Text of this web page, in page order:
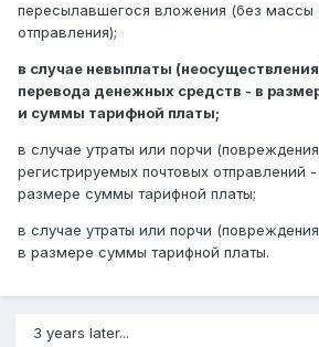
пересылавшегося вложения (без массы
отправления);
в случае невыплаты
перевода денежных средств - в
и суммы тарифной платы;
в случае утраты или порчи
регистрируемых почтовых отправлений
размере суммы тарифной платы;
в случае утраты или порчи
в размере суммы тарифной платы.
3 years later...